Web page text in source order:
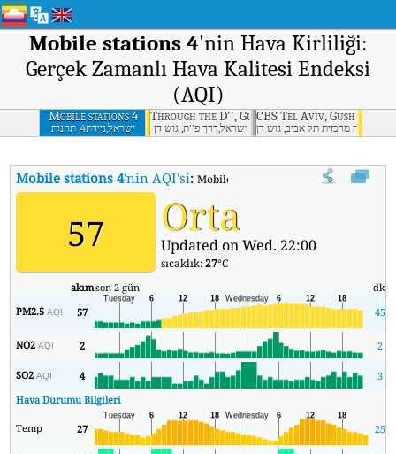
Mobile stations 4'nin Hava Kirliliği:
Gerçek Zamanlı Hava Kalitesi Endeksi
(AQI)
Mobile stations 4
ישראל,ניידת4, תחנות
ניידות
Through the D'', Gush Dan
ישראל,דרך פ''ת, גוש דן
CBS Tel Aviv, Gush Dan
מרכזית תל אביב, גוש דן
Mobile stations 4'nin AQI'si:Mobile stations 4'nin Gerçek Zamanlı
57 Orta
Updated on Wed. 22:00
sıcaklık:27°C
akımson 2 gün dk.
PM2.5AQI 57 45
NO2AQI 2 2
SO2AQI 4
3
Hava Durumu Bilgileri
Temp 27 25